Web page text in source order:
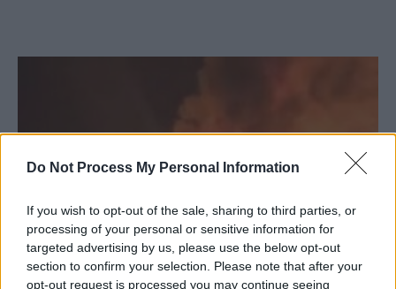
Do Not Process My Personal Information
If you wish to opt-out of the sale, sharing to third parties, or
processing of your personal or sensitive information for
targeted advertising by us, please use the below opt-out
section to confirm your selection. Please note that after your
opt-out request is processed you may continue seeing
„Colectiv pe roți” în Bulgaria: 46 de oameni,
printre care 12...